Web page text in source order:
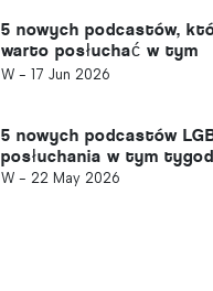
5 nowych podcastów,
warto posłuchać w tym
tygodniu
W - 17 Jun 2026
5 nowych podcastów
posłuchania w tym
W - 22 May 2026